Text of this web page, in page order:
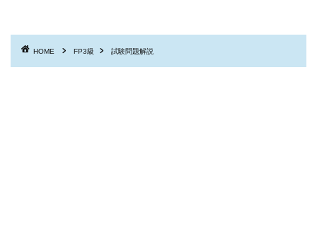
HOME FP3級 試験問題解説